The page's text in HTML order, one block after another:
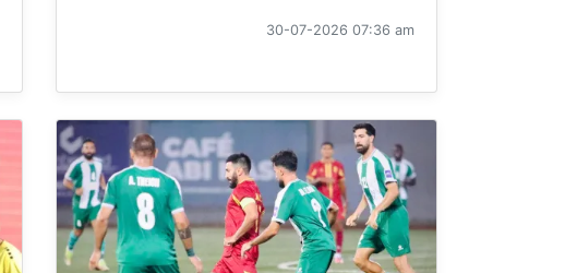
30-07-2026 07:36 am